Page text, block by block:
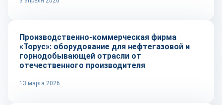
Репортаж
Производственно-коммерческая фирма
«Торус»: оборудование для нефтегазовой и
горнодобывающей отрасли от
отечественного производителя
13 марта 2026
Репортаж